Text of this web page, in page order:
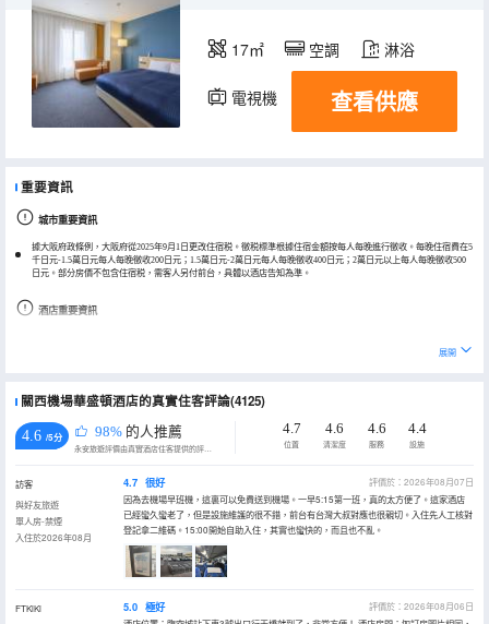
17㎡ 空調 淋浴
電視機 冰箱
查看供應
重要資訊
城市重要資訊
據大阪府政條例，大阪府從2025年9月1日更改住宿税。徵税標準根據住宿金額按每人每晚進行徵收。每晚住宿費在5
千日元-1.5萬日元每人每晚徵收200日元；1.5萬日元-2萬日元每人每晚徵收400日元；2萬日元以上每人每晚徵收500
日元。部分房價不包含住宿税，需客人另付前台，具體以酒店告知為準。
酒店重要資訊
展開
關西機場華盛頓酒店的真實住客評論(4125)
4.6 /5分 98% 的人推薦
永安旅遊評價由真實酒店住客提供的評價。
4.7
位置
4.6
清潔度
4.6
服務
4.4
設施
訪客
與好友旅遊
單人房-禁煙
入住於2026年08月
4.7 很好
評價於：2026年08月07日
因為去機場早班機，這裏可以免費送到機場。一早5:15第一班，真的太方便了。這家酒店
已經蠻久蠻老了，但是設施維護的很不錯，前台有台灣大叔對應也很親切。入住先人工核對
登記拿二維碼。15:00開始自助入住，其實也蠻快的，而且也不亂。
FTKiKi
5.0 極好
評價於：2026年08月06日